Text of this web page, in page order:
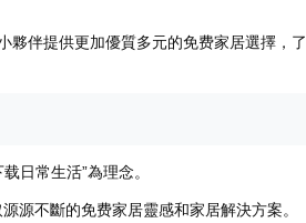
夥伴提供更加優質多元的免费家居選擇，了
日常生活”為理念。
源不斷的免费家居靈感和家居解決方案。